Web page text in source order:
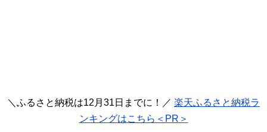
＼ふるさと納税は12月31日までに！／ 楽天ふるさと納税ラ
ンキングはこちら＜PR＞